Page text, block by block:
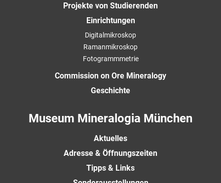
Projekte von Studierenden
Einrichtungen
Digitalmikroskop
Ramanmikroskop
Fotogrammmetrie
Commission on Ore Mineralogy
Geschichte
Museum Mineralogia München
Aktuelles
Adresse & Öffnungszeiten
Tipps & Links